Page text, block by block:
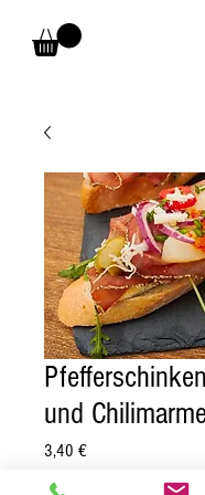
und
3,40 €Preis